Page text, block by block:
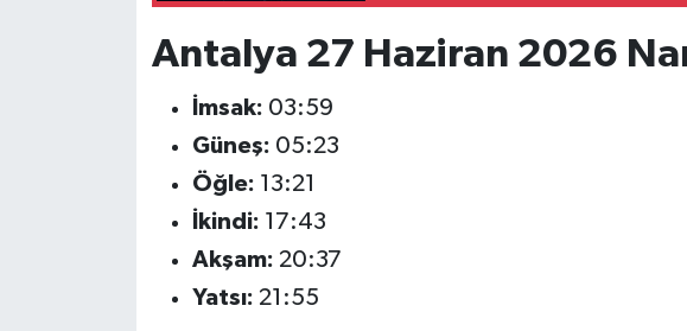
Antalya 27 Haziran 2026
İmsak: 03:59
Güneş: 05:23
Öğle: 13:21
İkindi: 17:43
Akşam: 20:37
Yatsı: 21:55